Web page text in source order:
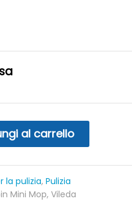
al carrello
la pulizia,Pulizia
Mini Mop,Vileda